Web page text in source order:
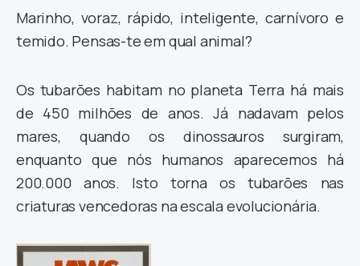
Marinho, voraz, rápido, inteligente, carnívoro e
temido. Pensas-te em qual animal?
Os tubarões habitam no planeta Terra há mais
de 450 milhões de anos. Já nadavam pelos
mares, quando os dinossauros surgiram,
enquanto que nós humanos aparecemos há
200.000 anos. Isto torna os tubarões nas
criaturas vencedoras na escala evolucionária.